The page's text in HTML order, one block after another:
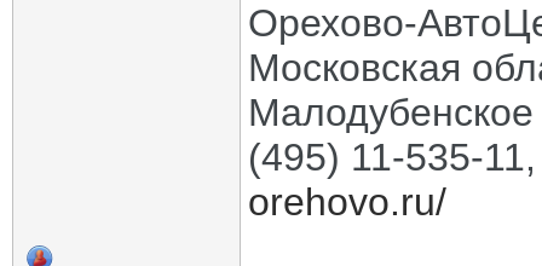
Орехово-
Московская
(495) 11-535-
orehovo.ru/